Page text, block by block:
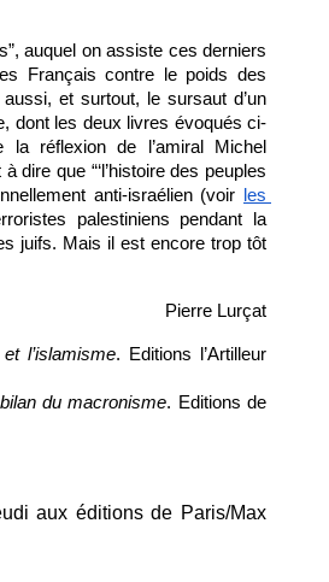
auquel on assiste ces derniers
Français contre le poids des
et surtout, le sursaut d’un
dont les deux livres évoqués ci-
réflexion de l’amiral Michel
dire que “‘l’histoire des peuples
anti-israélien (voir
les
palestiniens pendant la
juifs. Mais il est encore trop tôt
Pierre Lurçat
l’islamisme. Editions l’Artilleur
du macronisme. Editions de
aux éditions de Paris/Max